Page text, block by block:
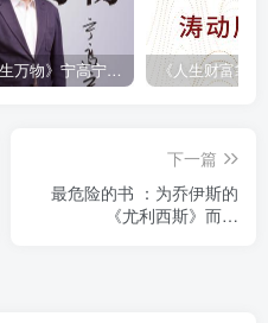
《三生万物》宁高宁（epub+mobi+azw3+pdf）
下一篇
最危险的书 ：为乔伊斯的
《尤利西斯》而战